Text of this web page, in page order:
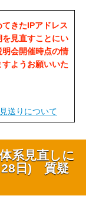
きたIPアドレス
見直すことにい
会開催時点の情
ようお願いいた
送りについて
系見直しに
28日) 質疑